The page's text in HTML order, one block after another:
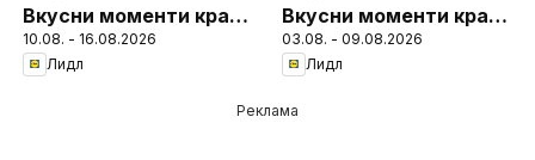
Вкусни моменти край
грила
10.08. - 16.08.2026
Лидл
Вкусни моменти край
грила
03.08. - 09.08.2026
Лидл
Реклама